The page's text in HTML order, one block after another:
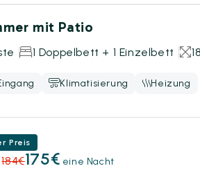
mit Patio
1 Doppelbett + 1 Einzelbett
Klimatisierung
Heizung
Preis
184€175€ eine Nacht